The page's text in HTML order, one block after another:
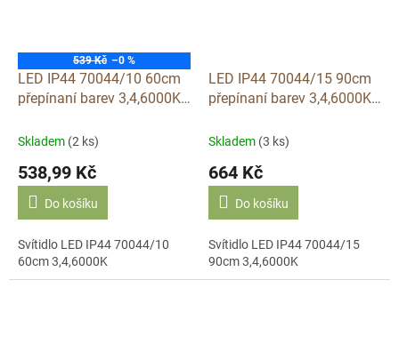
539 Kč –0 %
LED IP44 70044/10 60cm
přepínaní barev 3,4,6000K
Skladem (2 ks)
538,99 Kč
Do košíku
Svítidlo LED IP44 70044/10
60cm 3,4,6000K
LED IP44 70044/15 90cm
přepínaní barev 3,4,6000K
Skladem (3 ks)
664 Kč
Do košíku
Svítidlo LED IP44 70044/15
90cm 3,4,6000K